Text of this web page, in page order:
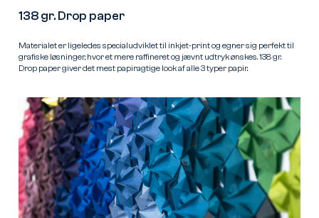
138 gr. Drop paper
Materialet er ligeledes specialudviklet til inkjet-print og egner sig perfekt til
grafiske løsninger, hvor et mere raffineret og jævnt udtryk ønskes. 138 gr.
Drop paper giver det mest papiragtige look af alle 3 typer papir.